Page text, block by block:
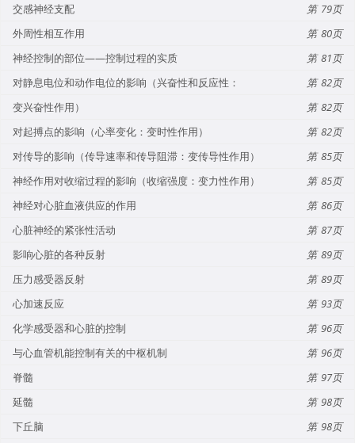
交感神经支配
79
外周性相互作用
80
神经控制的部位——控制过程的实质
81
对静息电位和动作电位的影响（兴奋性和反应性：
82
变兴奋性作用）
82
对起搏点的影响（心率变化：变时性作用）
82
对传导的影响（传导速率和传导阻滞：变传导性作用）
85
神经作用对收缩过程的影响（收缩强度：变力性作用）
85
神经对心脏血液供应的作用
86
心脏神经的紧张性活动
87
影响心脏的各种反射
89
压力感受器反射
89
心加速反应
93
化学感受器和心脏的控制
96
与心血管机能控制有关的中枢机制
96
脊髓
97
延髓
98
下丘脑
98